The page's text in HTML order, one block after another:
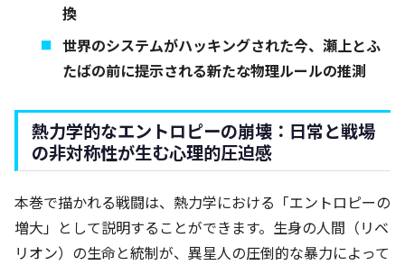
換
世界のシステムがハッキングされた今、瀬上とふ
たばの前に提示される新たな物理ルールの推測
熱力学的なエントロピーの崩壊：日常と戦場
の非対称性が生む心理的圧迫感
本巻で描かれる戦闘は、熱力学における「エントロピーの
増大」として説明することができます。生身の人間（リベ
リオン）の生命と統制が、異星人の圧倒的な暴力によって